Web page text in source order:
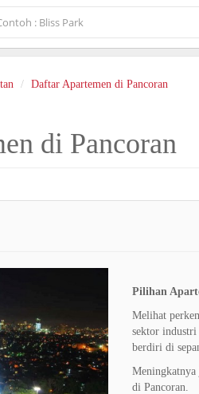
Daftar Apartemen di Pancoran
di Pancoran
Pilihan
Melihat
sektor industri
berdiri di
Meningkatnya
di Pancoran.